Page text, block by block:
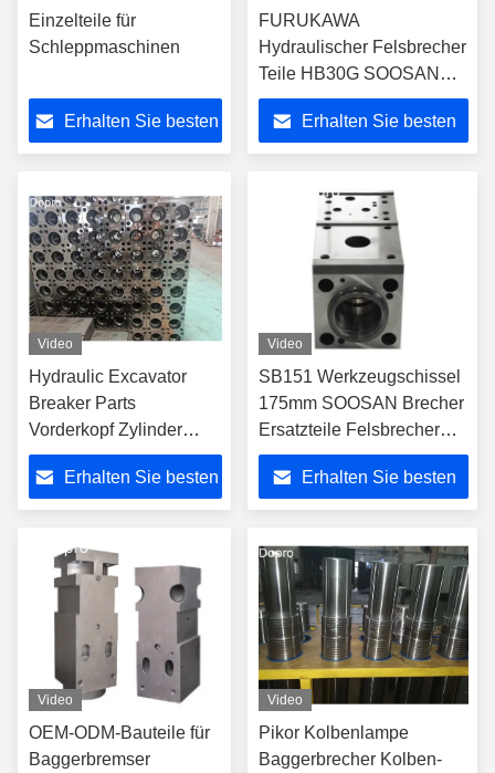
Einzelteile für
Schleppmaschinen
Erhalten Sie besten
FURUKAWA
Hydraulischer Felsbrecher
Teile HB30G SOOSAN
Bagger Brecher Maulwurf
Keil Stumpfes Kiesel
Erhalten Sie besten
Video
Hydraulic Excavator
Breaker Parts
Vorderkopf Zylinder
Rückkopf
Erhalten Sie besten
Video
SB151 Werkzeugschissel
175mm SOOSAN Brecher
Ersatzteile Felsbrecher
Hammer Ober-Mitte
Zylinderkörper
Erhalten Sie besten
Video
OEM-ODM-Bauteile für
Baggerbremser
Video
Pikor Kolbenlampe
Baggerbrecher Kolben-